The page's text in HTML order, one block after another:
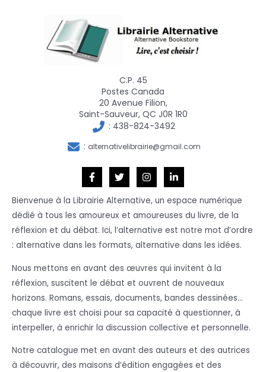
C.P. 45
Postes Canada
20 Avenue Filion,
Saint-Sauveur, QC J0R 1R0
: 438-824-3492
: alternativelibrairie@gmail.com
Bienvenue à la Librairie Alternative, un espace numérique
dédié à tous les amoureux et amoureuses du livre, de la
réflexion et du débat. Ici, l’alternative est notre mot d’ordre
: alternative dans les formats, alternative dans les idées.
Nous mettons en avant des œuvres qui invitent à la
réflexion, suscitent le débat et ouvrent de nouveaux
horizons. Romans, essais, documents, bandes dessinées…
chaque livre est choisi pour sa capacité à questionner, à
interpeller, à enrichir la discussion collective et personnelle.
Notre catalogue met en avant des auteurs et des autrices
à découvrir, des maisons d’édition engagées et des